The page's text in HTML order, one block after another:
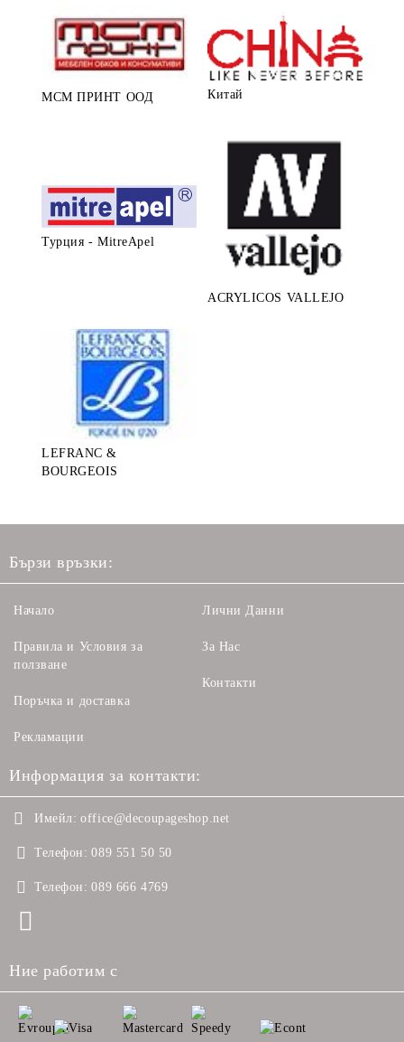
МСМ ПРИНТ ООД Китай
Турция - MitreApel
ACRYLICOS VALLEJO
LEFRANC &
BOURGEOIS
Бързи връзки:
Начало
Правила и Условия за
ползване
Поръчка и доставка
Рекламации
Лични Данни
За Нас
Контакти
Информация за контакти:
Имейл: office@decoupageshop.net
Телефон: 089 551 50 50
Телефон: 089 666 4769
Ние работим с